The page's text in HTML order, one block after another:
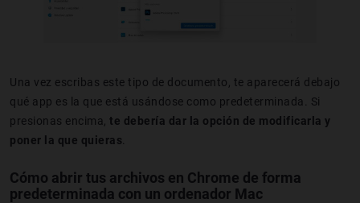
Una vez escribas este tipo de documento, te aparecerá debajo
qué app es la que está usándose como predeterminada. Si
presionas encima, te debería dar la opción de modificarla y
poner la que quieras
Cómo abrir tus archivos en Chrome de forma
predeterminada con un ordenador Mac